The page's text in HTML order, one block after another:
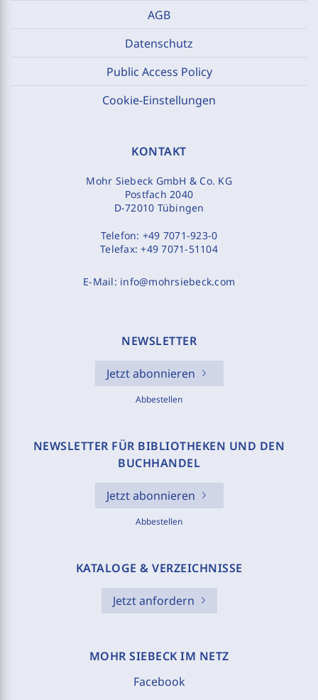
AGB
Datenschutz
Public Access Policy
Cookie-Einstellungen
KONTAKT
Mohr Siebeck GmbH & Co. KG
Postfach 2040
D-72010 Tübingen
Telefon: +49 7071-923-0
Telefax:+49 7071-51104
E-Mail: info@mohrsiebeck.com
NEWSLETTER
Jetzt abonnieren
Abbestellen
NEWSLETTER FÜR BIBLIOTHEKEN UND DEN
BUCHHANDEL
Jetzt abonnieren
Abbestellen
KATALOGE & VERZEICHNISSE
Jetzt anfordern
MOHR SIEBECK IM NETZ
Facebook